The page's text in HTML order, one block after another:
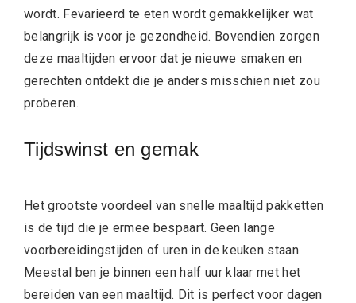
wordt. Fevarieerd te eten wordt gemakkelijker wat
belangrijk is voor je gezondheid. Bovendien zorgen
deze maaltijden ervoor dat je nieuwe smaken en
gerechten ontdekt die je anders misschien niet zou
proberen.
Tijdswinst en gemak
Het grootste voordeel van snelle maaltijd pakketten
is de tijd die je ermee bespaart. Geen lange
voorbereidingstijden of uren in de keuken staan.
Meestal ben je binnen een half uur klaar met het
bereiden van een maaltijd. Dit is perfect voor dagen